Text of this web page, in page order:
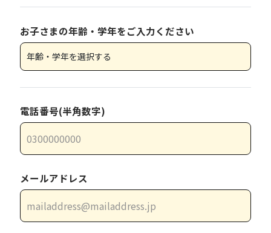
お子さまの年齢・学年をご入力ください
電話番号(半角数字)
メールアドレス